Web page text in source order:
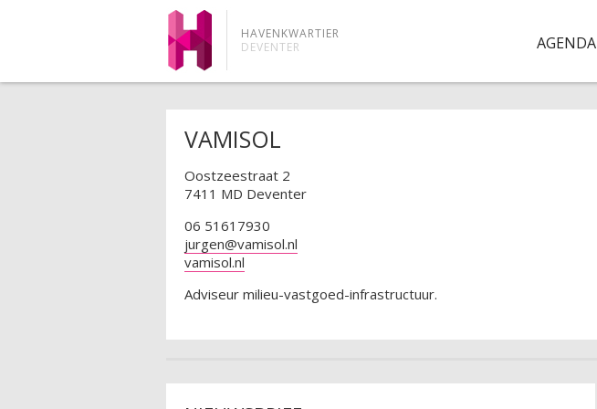
HAVENKWARTIER
DEVENTER
AGENDA
VAMISOL
Oostzeestraat 2
7411 MD Deventer
06 51617930
jurgen@vamisol.nl
vamisol.nl
Adviseur milieu-vastgoed-infrastructuur.